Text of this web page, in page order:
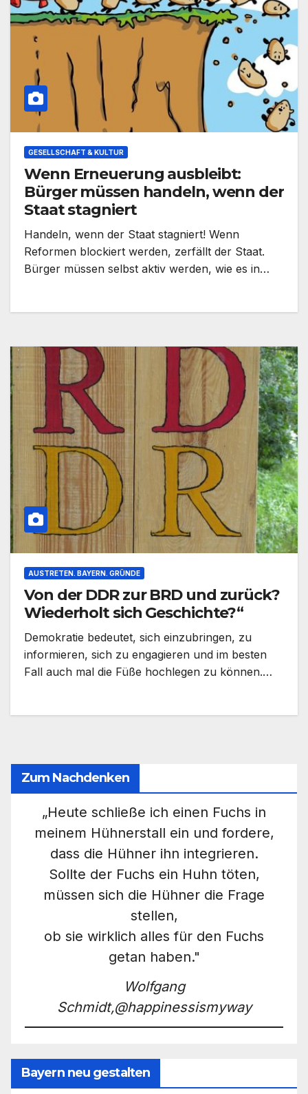
GESELLSCHAFT & KULTUR
Wenn Erneuerung ausbleibt:
Bürger müssen handeln, wenn der
Staat stagniert
Handeln, wenn der Staat stagniert! Wenn
Reformen blockiert werden, zerfällt der Staat.
Bürger müssen selbst aktiv werden, wie es in…
AUSTRETEN. BAYERN. GRÜNDE
Von der DDR zur BRD und zurück?
Wiederholt sich Geschichte?“
Demokratie bedeutet, sich einzubringen, zu
informieren, sich zu engagieren und im besten
Fall auch mal die Füße hochlegen zu können.…
Zum Nachdenken
„Heute schließe ich einen Fuchs in
meinem Hühnerstall ein und fordere,
dass die Hühner ihn integrieren.
Sollte der Fuchs ein Huhn töten,
müssen sich die Hühner die Frage
stellen,
ob sie wirklich alles für den Fuchs
getan haben."
Wolfgang
Schmidt,@happinessismyway
Bayern neu gestalten